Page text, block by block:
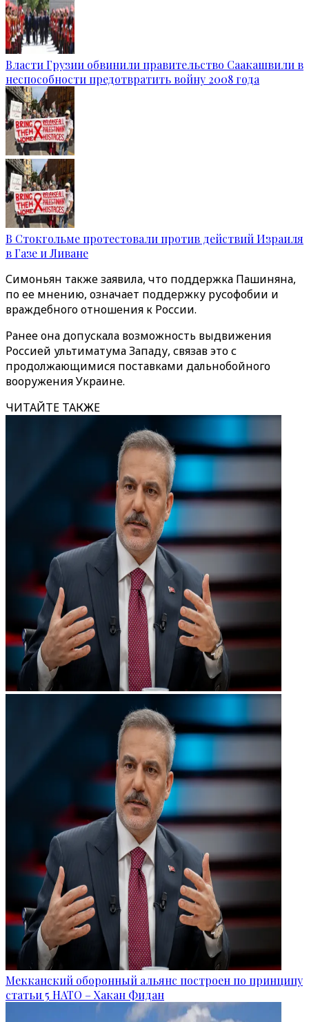
Власти Грузии обвинили правительство Саакашвили в
неспособности предотвратить войну 2008 года
В Стокгольме протестовали против действий Израиля
в Газе и Ливане
Симоньян также заявила, что поддержка Пашиняна,
по ее мнению, означает поддержку русофобии и
враждебного отношения к России.
Ранее она допускала возможность выдвижения
Россией ультиматума Западу, связав это с
продолжающимися поставками дальнобойного
вооружения Украине.
ЧИТАЙТЕ ТАКЖЕ
Мекканский оборонный альянс построен по принципу
статьи 5 НАТО – Хакан Фидан